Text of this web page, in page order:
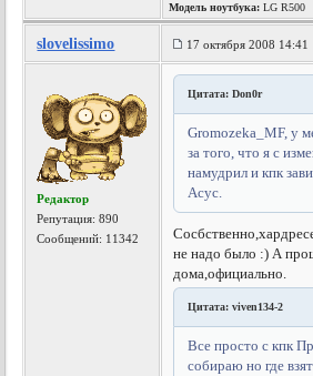
Модель ноутбука: LG R500
slovelissimo 17 октября 2008 14:41
Редактор
Репутация:890
Сообщений: 11342
Цитата: Don0r
Gromozeka_MF, у
за того, что я с
намудрил и кпк
Асус.
не надо было :) А
дома,официально.
Цитата: viven134-2
Все просто с кпк
собираю но где